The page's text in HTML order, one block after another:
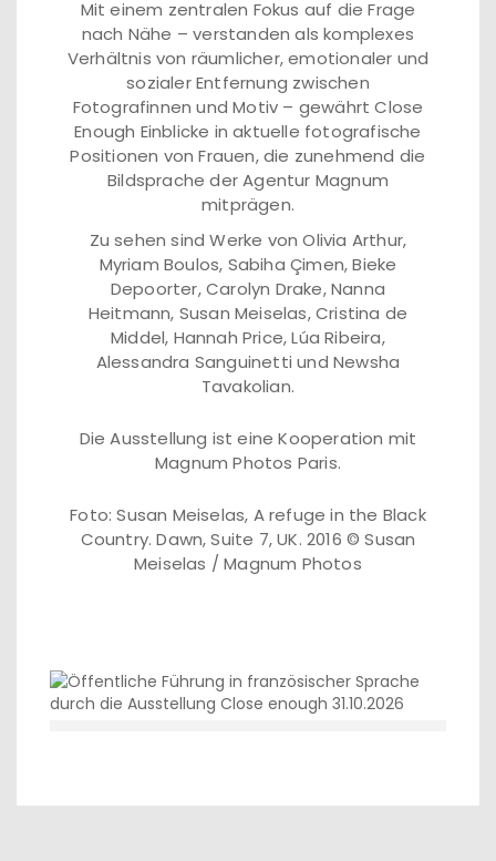
Mit einem zentralen Fokus auf die Frage
nach Nähe – verstanden als komplexes
Verhältnis von räumlicher, emotionaler und
sozialer Entfernung zwischen
Fotografinnen und Motiv – gewährt Close
Enough Einblicke in aktuelle fotografische
Positionen von Frauen, die zunehmend die
Bildsprache der Agentur Magnum
mitprägen.
Zu sehen sind Werke von Olivia Arthur,
Myriam Boulos, Sabiha Çimen, Bieke
Depoorter, Carolyn Drake, Nanna
Heitmann, Susan Meiselas, Cristina de
Middel, Hannah Price, Lúa Ribeira,
Alessandra Sanguinetti und Newsha
Tavakolian.
Die Ausstellung ist eine Kooperation mit
Magnum Photos Paris.
Foto: Susan Meiselas, A refuge in the Black
Country. Dawn, Suite 7, UK. 2016 © Susan
Meiselas / Magnum Photos